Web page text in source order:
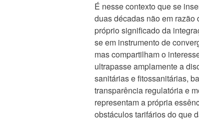
É nesse contexto que se
duas décadas não em
próprio significado da
se em instrumento de
mas compartilham o
ultrapasse amplamente a
sanitárias e fitossanitárias,
transparência regulatória e
representam a própria
obstáculos tarifários do que